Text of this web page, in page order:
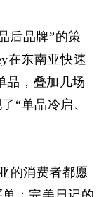
后品牌”的策
在东南亚快速
品，叠加几场
“单品冷启、
的消费者都愿